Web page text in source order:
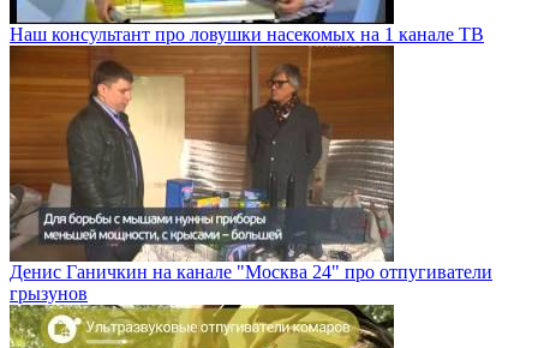
Наш консультант про ловушки насекомых на 1 канале ТВ
Денис Ганичкин на канале "Москва 24" про отпугиватели
грызунов